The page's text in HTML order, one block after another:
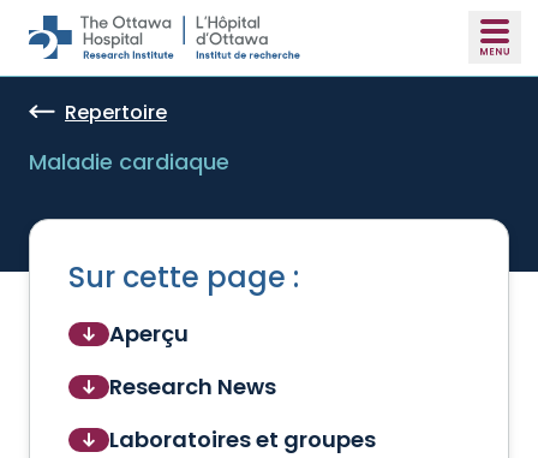
Skip to main content
Repertoire
Maladie cardiaque
Sur cette page :
Aperçu
Research News
Laboratoires et groupes